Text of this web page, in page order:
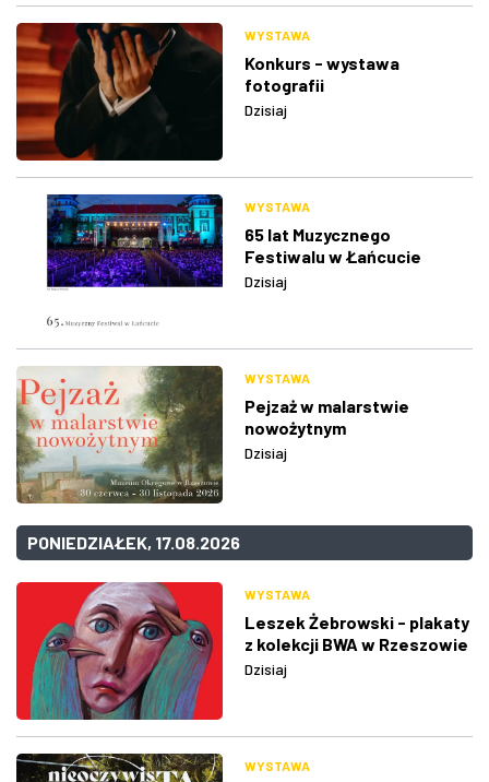
WYSTAWA
Konkurs - wystawa
fotografii
Dzisiaj
WYSTAWA
65 lat Muzycznego
Festiwalu w Łańcucie
Dzisiaj
WYSTAWA
Pejzaż w malarstwie
nowożytnym
Dzisiaj
PONIEDZIAŁEK, 17.08.2026
WYSTAWA
Leszek Żebrowski - plakaty
z kolekcji BWA w Rzeszowie
Dzisiaj
WYSTAWA